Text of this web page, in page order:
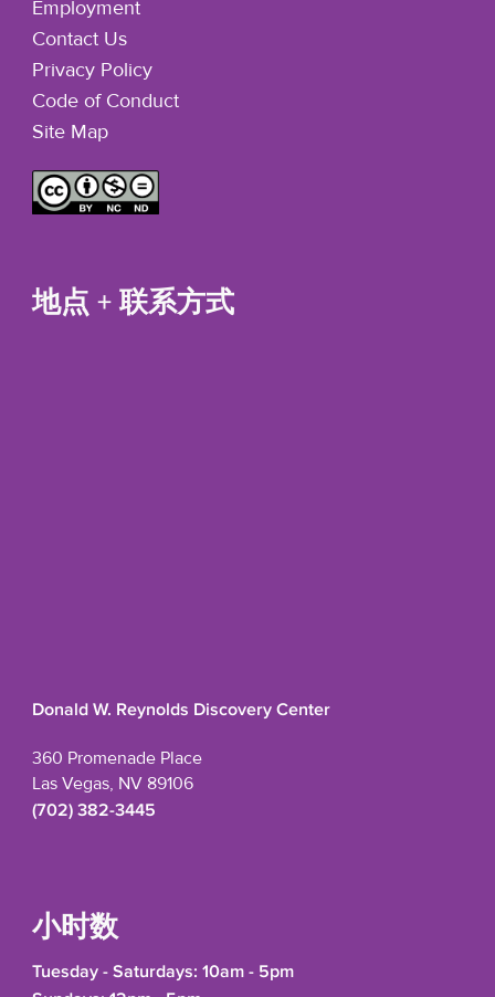
Employment
Contact Us
Privacy Policy
Code of Conduct
Site Map
地点 + 联系方式
Donald W. Reynolds Discovery Center
360 Promenade Place
Las Vegas, NV 89106
(702) 382-3445
小时数
Tuesday - Saturdays: 10am - 5pm